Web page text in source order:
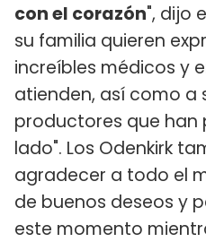
con el corazón", dijo
su familia quieren
increíbles médicos y
atienden, así como a
productores que han
lado". Los Odenkirk
agradecer a todo el
de buenos deseos y
este momento